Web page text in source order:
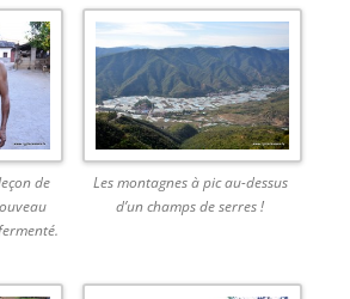
de
Les montagnes à pic au-dessus
d’un champs de serres !